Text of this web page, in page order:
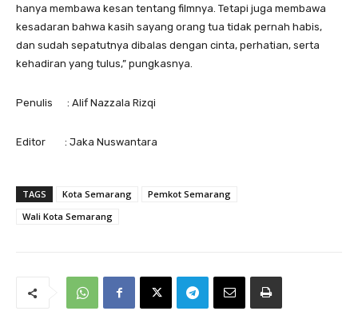
hanya membawa kesan tentang filmnya. Tetapi juga membawa
kesadaran bahwa kasih sayang orang tua tidak pernah habis,
dan sudah sepatutnya dibalas dengan cinta, perhatian, serta
kehadiran yang tulus,” pungkasnya.
Penulis : Alif Nazzala Rizqi
Editor : Jaka Nuswantara
TAGS Kota Semarang
Pemkot Semarang
Wali Kota Semarang